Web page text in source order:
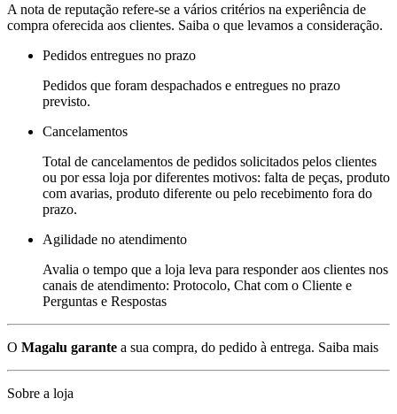
A nota de reputação refere-se a vários critérios na experiência de
compra oferecida aos clientes. Saiba o que levamos a consideração.
Pedidos entregues no prazo
Pedidos que foram despachados e entregues no prazo
previsto.
Cancelamentos
Total de cancelamentos de pedidos solicitados pelos clientes
ou por essa loja por diferentes motivos: falta de peças, produto
com avarias, produto diferente ou pelo recebimento fora do
prazo.
Agilidade no atendimento
Avalia o tempo que a loja leva para responder aos clientes nos
canais de atendimento: Protocolo, Chat com o Cliente e
Perguntas e Respostas
O Magalu garante a sua compra, do pedido à entrega. Saiba mais
Sobre a loja